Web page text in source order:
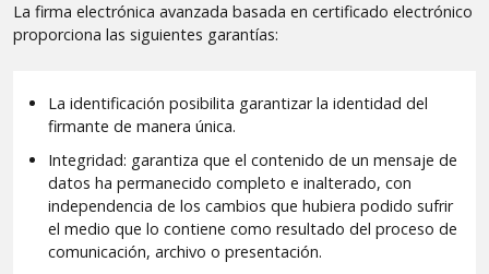
La firma electrónica avanzada basada en certificado electrónico
proporciona las siguientes garantías:
La identificación posibilita garantizar la identidad del
firmante de manera única.
Integridad: garantiza que el contenido de un mensaje de
datos ha permanecido completo e inalterado, con
independencia de los cambios que hubiera podido sufrir
el medio que lo contiene como resultado del proceso de
comunicación, archivo o presentación.